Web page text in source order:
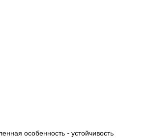
особенность - устойчивость